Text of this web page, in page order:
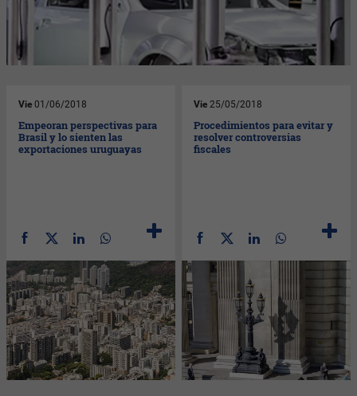
Vie 01/06/2018
Empeoran perspectivas para
Brasil y lo sienten las
exportaciones uruguayas
Vie 25/05/2018
Procedimientos para evitar y
resolver controversias
fiscales